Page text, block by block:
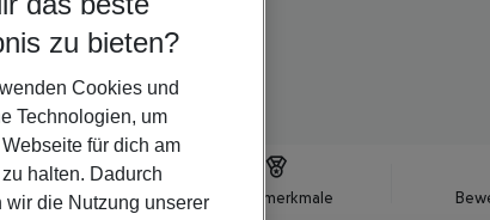
Hotelmerkmale
zu bieten?
Cookies und
Technologien, um
für dich am
zu halten. Dadurch
wir die Nutzung unserer